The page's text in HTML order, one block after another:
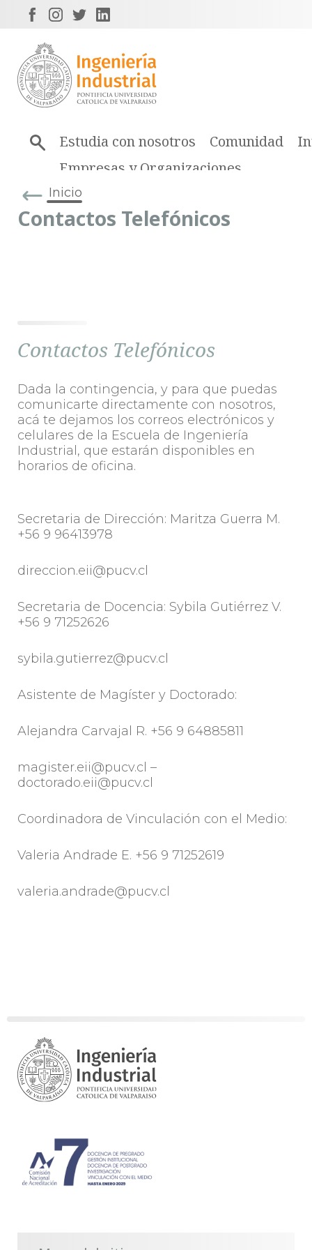
Estudia con nosotros Comunidad
Empresas y Organizaciones
Inicio
Contactos Telefónicos
Contactos Telefónicos
Dada la contingencia, y para que puedas
comunicarte directamente con nosotros,
acá te dejamos los correos electrónicos y
celulares de la Escuela de Ingeniería
Industrial, que estarán disponibles en
horarios de oficina.
Secretaria de Dirección: Maritza Guerra M.
+56 9 96413978
direccion.eii@pucv.cl
Secretaria de Docencia: Sybila Gutiérrez V.
+56 9 71252626
sybila.gutierrez@pucv.cl
Asistente de Magíster y Doctorado:
Alejandra Carvajal R. +56 9 64885811
magister.eii@pucv.cl –
doctorado.eii@pucv.cl
Coordinadora de Vinculación con el Medio:
Valeria Andrade E. +56 9 71252619
valeria.andrade@pucv.cl